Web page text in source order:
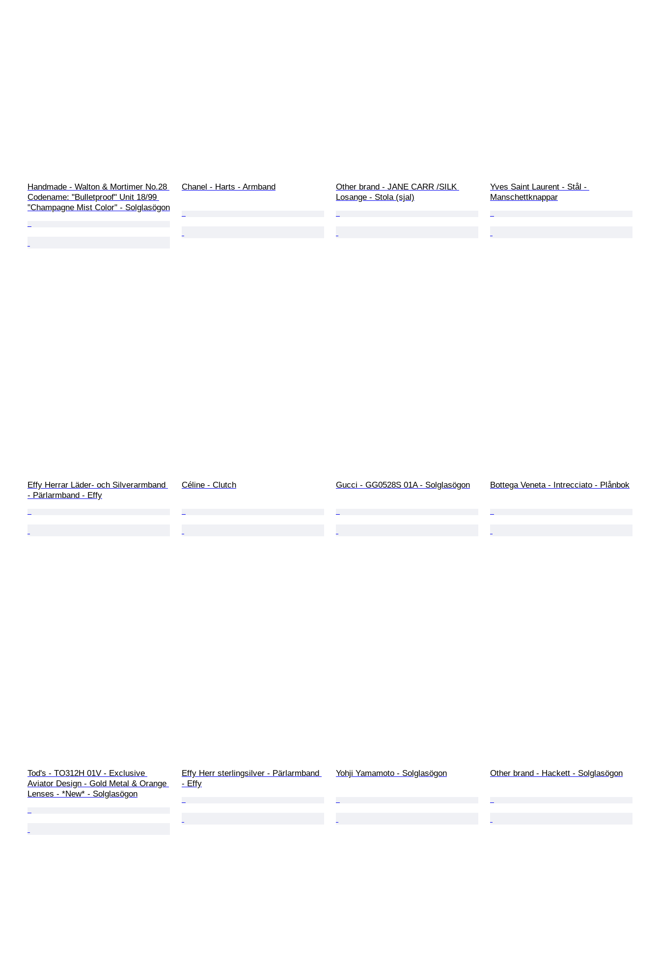
Handmade - Walton & Mortimer No.28
Codename: "Bulletproof" Unit 18/99
"Champagne Mist Color" - Solglasögon
Chanel - Harts - Armband
Other brand - JANE CARR /SILK
Losange - Stola (sjal)
Yves Saint Laurent - Stål -
Manschettknappar
Effy Herrar Läder- och Silverarmband
- Pärlarmband - Effy
Céline - Clutch Gucci - GG0528S 01A - Solglasögon Bottega Veneta - Intrecciato - Plånbok
Tod's - TO312H 01V - Exclusive
Aviator Design - Gold Metal & Orange
Lenses - *New* - Solglasögon
Effy Herr sterlingsilver - Pärlarmband
- Effy
Yohji Yamamoto - Solglasögon Other brand - Hackett - Solglasögon